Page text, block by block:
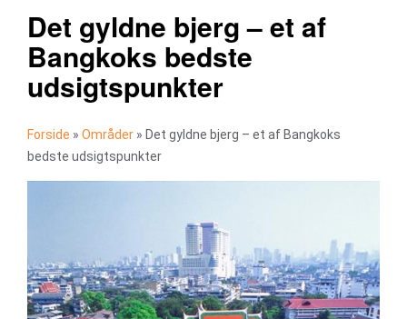
Det gyldne bjerg – et af
Bangkoks bedste
udsigtspunkter
Forside » Områder » Det gyldne bjerg – et af Bangkoks
bedste udsigtspunkter